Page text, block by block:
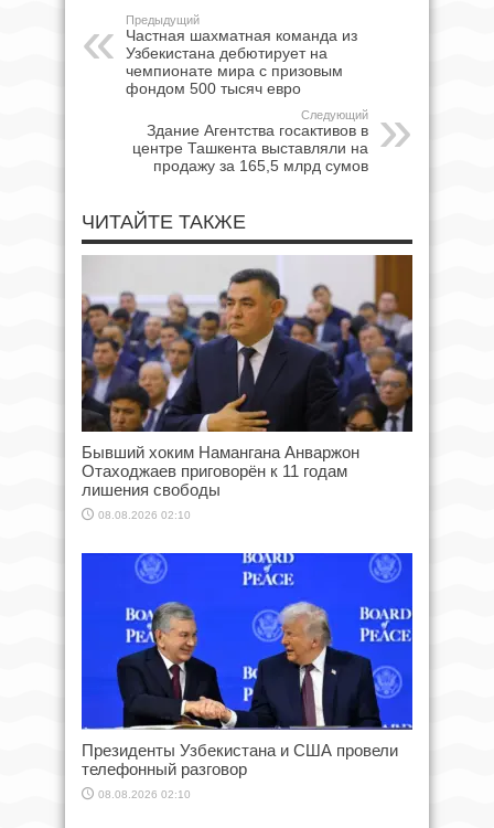
Предыдущий
Частная шахматная команда из
Узбекистана дебютирует на
чемпионате мира с призовым
фондом 500 тысяч евро
Следующий
Здание Агентства госактивов в
центре Ташкента выставляли на
продажу за 165,5 млрд сумов
ЧИТАЙТЕ ТАКЖЕ
Бывший хоким Намангана Анваржон
Отаходжаев приговорён к 11 годам
лишения свободы
08.08.2026 02:10
Президенты Узбекистана и США провели
телефонный разговор
08.08.2026 02:10